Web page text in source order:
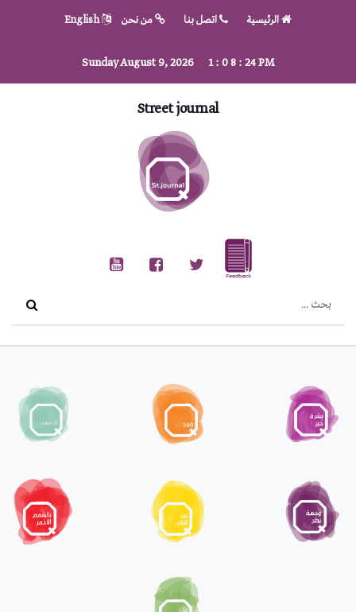
الرئيسية اتصل بنا من نحن English
Sunday August 9, 2026 1: 0 8: 26PM
Street journal